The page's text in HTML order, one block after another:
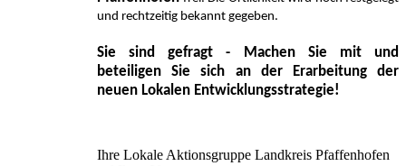
und rechtzeitig bekannt gegeben.
Sie sind gefragt - Machen Sie mit und
beteiligen Sie sich an der Erarbeitung der
neuen Lokalen Entwicklungsstrategie!
Ihre Lokale Aktionsgruppe Landkreis Pfaffenhofen